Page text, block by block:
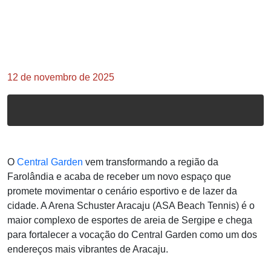
12 de novembro de 2025
O Central Garden vem transformando a região da
Farolândia e acaba de receber um novo espaço que
promete movimentar o cenário esportivo e de lazer da
cidade. A Arena Schuster Aracaju (ASA Beach Tennis) é o
maior complexo de esportes de areia de Sergipe e chega
para fortalecer a vocação do Central Garden como um dos
endereços mais vibrantes de Aracaju.